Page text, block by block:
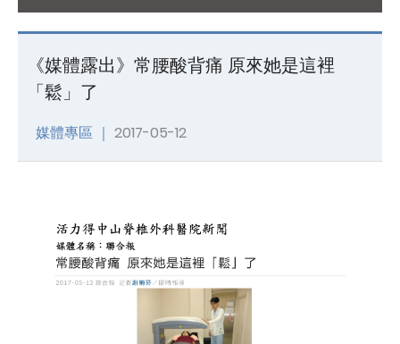
友善連結
Links
聯絡我們
Contact
《媒體露出》常腰酸背痛 原來她是這裡
「鬆」了
媒體專區 ｜ 2017-05-12